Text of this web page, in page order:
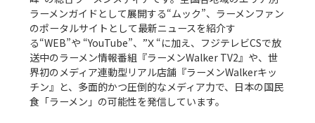
ラーメンガイドとして展開する“ムック”、ラーメンファン
のポータルサイトとして最新ニュースを紹介す
る“WEB”や “YouTube”、”Ⅹ “に加え、フジテレビCSで放
送中のラーメン情報番組『ラーメンWalker TV2』や、世
界初のメディア連動型リアル店舗『ラーメンWalkerキッ
チン』と、多面的かつ圧倒的なメディア力で、日本の国民
食「ラーメン」の可能性を発信しています。